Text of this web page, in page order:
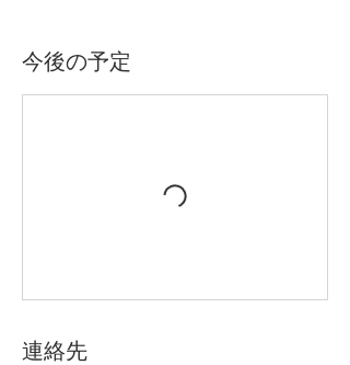
今後の予定
連絡先